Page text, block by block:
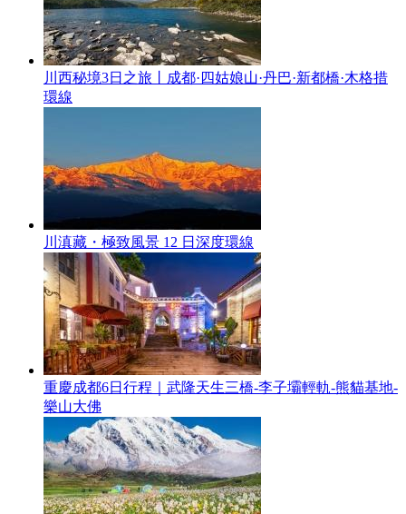
川西秘境3日之旅丨成都·四姑娘山·丹巴·新都橋·木格措
環線
川滇藏・極致風景 12 日深度環線
重慶成都6日行程｜武隆天生三橋-李子壩輕軌-熊貓基地-
樂山大佛